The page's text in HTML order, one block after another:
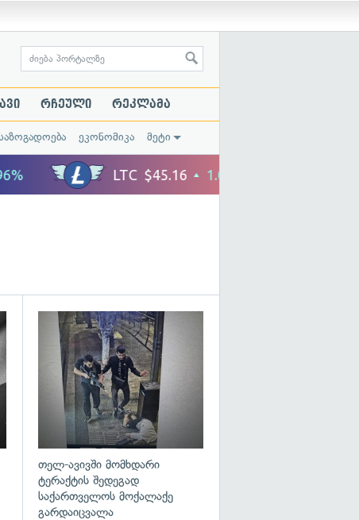
რჩეული რეკლამა
ეკონომიკა მეტი
გადახედვა
თელ-ავივში მომხდარი
ტერაქტის შედეგად
საქართველოს მოქალაქე
გარდაიცვალა